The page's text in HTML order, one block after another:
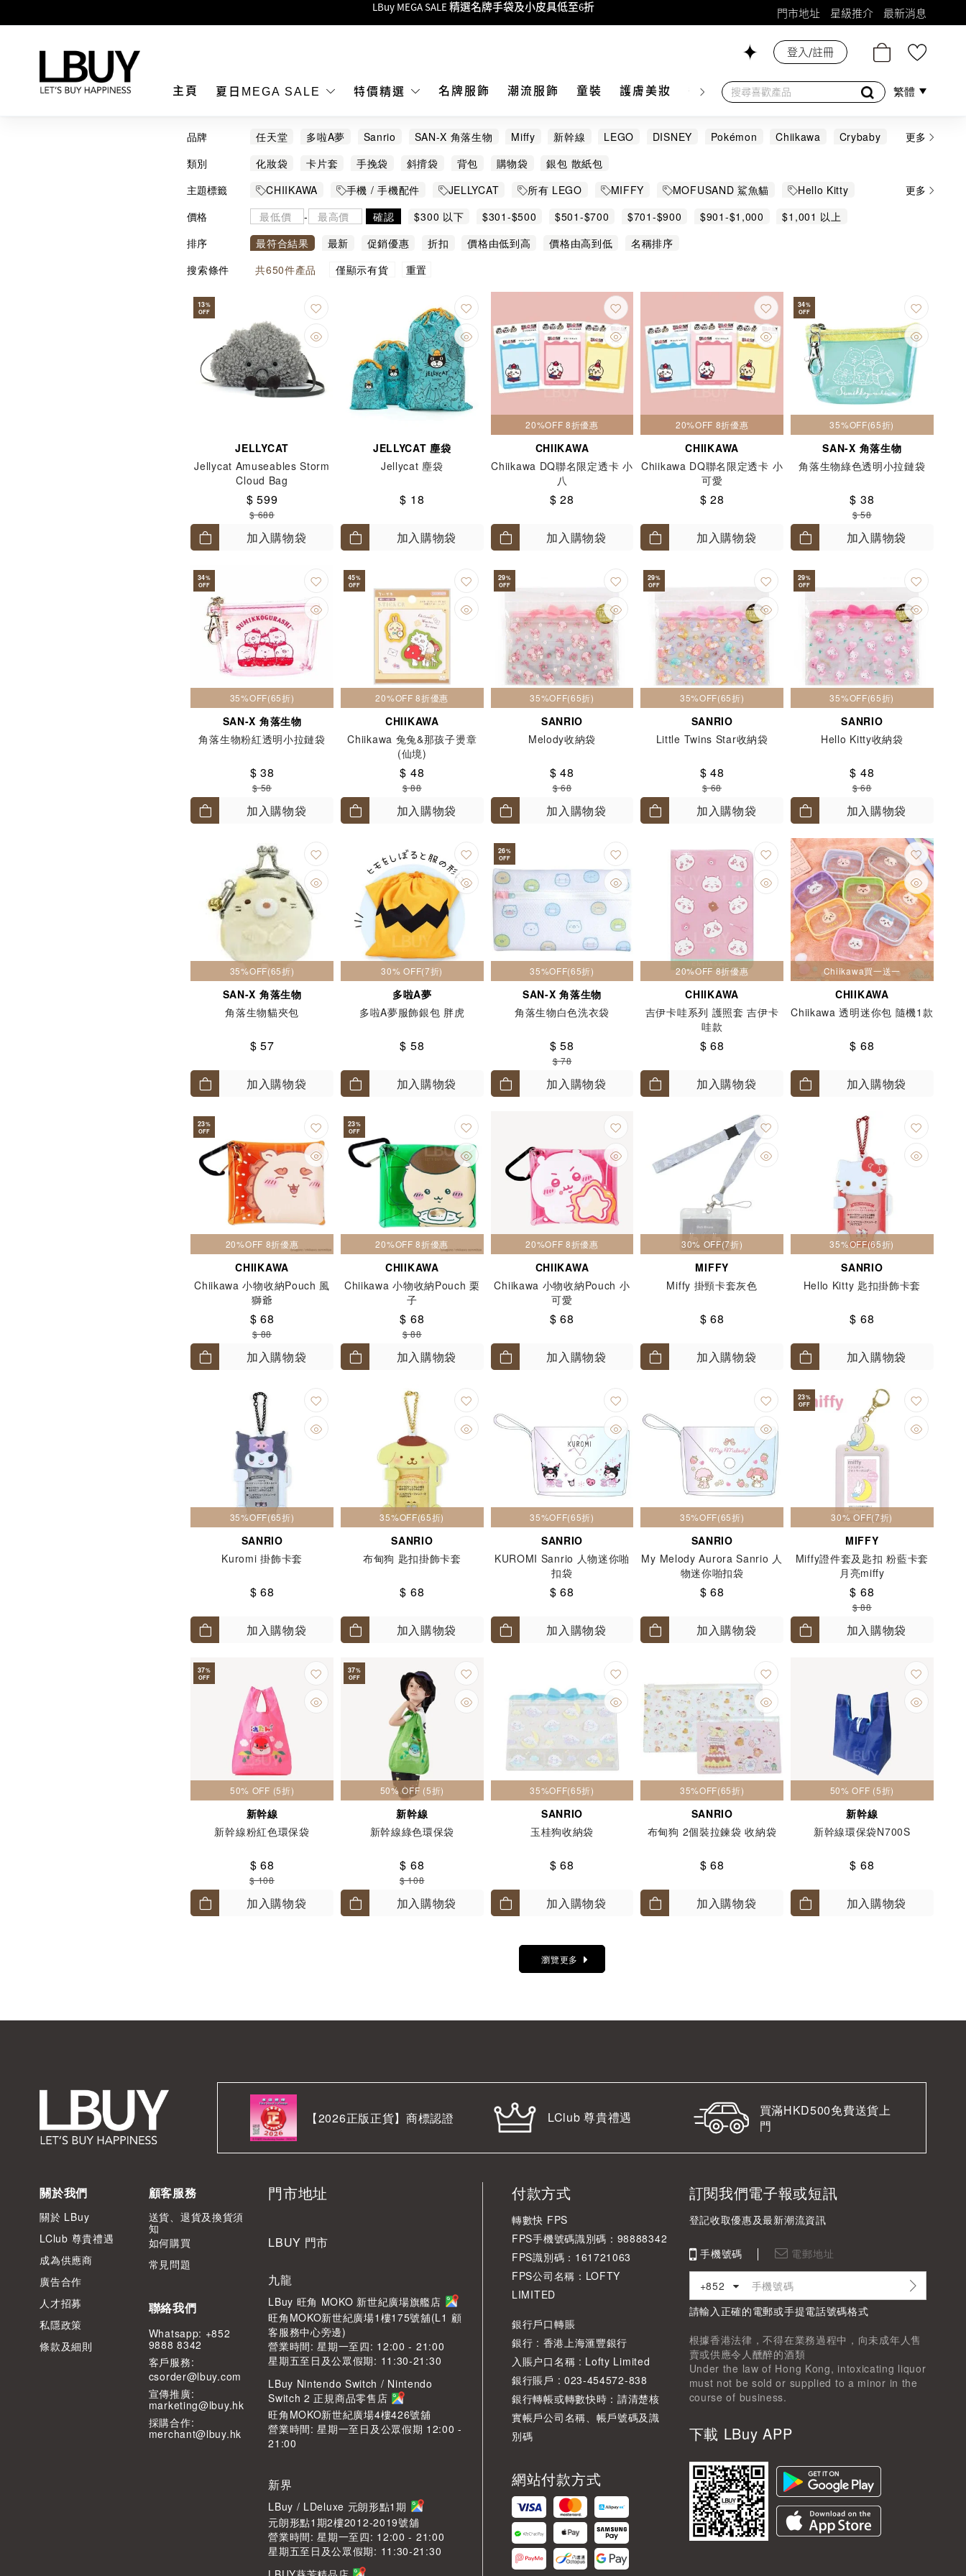
Goyard Hobo / Hobo Mini人氣限量特別版限時原價低至75折!
MOKO 1樓175號鋪旗艦店特設名牌Hermès、CHANEL及LV專區！
購物滿HKD500即享免運費！
LBuy獲香港知識產權署頒發2026《正版正貨承諾》商標
LBuy MEGA SALE 精選名牌手袋及小皮具低至6折
門市地址 星級推介 最新消息
主頁 夏日MEGA SALE 特價精選 名牌服飾 潮流服飾 童裝 護膚美妝 香水香薰 個人護理 母嬰護理 遊戲及精品
登入/註冊
繁體
品牌 任天堂 多啦A夢 Sanrio SAN-X 角落生物 Miffy 新幹線 LEGO DISNEY Pokémon Chiikawa
Crybaby
EIKOH
Jellycat Jellycat 塵袋 Labubu Marmansk MARVEL
PETIT MAIN
SECRID TOMICA Tory Burch ULTRAMAN 星之卡比 鬼滅之刃
更多
類別
化妝袋 卡片套 手挽袋 斜揹袋 背包 購物袋
銀包 散紙包
主題標籤
CHIIKAWA 手機 / 手機配件 JELLYCAT 所有 LEGO MIFFY MOFUSAND 鯊魚貓
Hello Kitty
個人用品
角落生物 手玉公仔 文儀用品 所有 Sanrio Sanrio 其他熱門角色
Little Twin Stars
布甸狗
Melody 玉桂狗 Kuromi 服裝配飾 宇宙小戰爭 50周年限定
更多
價格
- 確認 $300 以下 $301-$500 $501-$700 $701-$900 $901-$1,000
$1,001 以上
排序
最符合結果 最新 促銷優惠 折扣 價格由低到高 價格由高到低
名稱排序
搜索條件
共650件產品 僅顯示有貨 重置
13%
OFF
JELLYCAT
Jellycat Amuseables Storm
Cloud Bag
$ 599
$ 688
加入購物袋
JELLYCAT 塵袋
Jellycat 塵袋
$ 18
加入購物袋
20%OFF 8折優惠
CHIIKAWA
Chiikawa DQ聯名限定透卡 小
八
$ 28
加入購物袋
20%OFF 8折優惠
CHIIKAWA
Chiikawa DQ聯名限定透卡 小
可愛
$ 28
加入購物袋
34%
OFF
35%OFF(65折)
SAN-X 角落生物
角落生物綠色透明小拉鏈袋
$ 38
$ 58
加入購物袋
34%
OFF
35%OFF(65折)
SAN-X 角落生物
角落生物粉紅透明小拉鏈袋
$ 38
$ 58
加入購物袋
45%
OFF
20%OFF 8折優惠
CHIIKAWA
Chiikawa 兔兔&那孩子燙章
(仙境)
$ 48
$ 88
加入購物袋
29%
OFF
35%OFF(65折)
SANRIO
Melody收納袋
$ 48
$ 68
加入購物袋
29%
OFF
35%OFF(65折)
SANRIO
Little Twins Star收納袋
$ 48
$ 68
加入購物袋
29%
OFF
35%OFF(65折)
SANRIO
Hello Kitty收納袋
$ 48
$ 68
加入購物袋
35%OFF(65折)
SAN-X 角落生物
角落生物貓夾包
$ 57
加入購物袋
30% OFF(7折)
多啦A夢
多啦A夢服飾銀包 胖虎
$ 58
加入購物袋
26%
OFF
35%OFF(65折)
SAN-X 角落生物
角落生物白色洗衣袋
$ 58
$ 78
加入購物袋
20%OFF 8折優惠
CHIIKAWA
吉伊卡哇系列 護照套 吉伊卡
哇款
$ 68
加入購物袋
Chiikawa買一送一
CHIIKAWA
Chiikawa 透明迷你包 隨機1款
$ 68
加入購物袋
23%
OFF
20%OFF 8折優惠
CHIIKAWA
Chiikawa 小物收納Pouch 風
獅爺
$ 68
$ 88
加入購物袋
23%
OFF
20%OFF 8折優惠
CHIIKAWA
Chiikawa 小物收納Pouch 栗
子
$ 68
$ 88
加入購物袋
20%OFF 8折優惠
CHIIKAWA
Chiikawa 小物收納Pouch 小
可愛
$ 68
加入購物袋
30% OFF(7折)
MIFFY
Miffy 掛頸卡套灰色
$ 68
加入購物袋
35%OFF(65折)
SANRIO
Hello Kitty 匙扣掛飾卡套
$ 68
加入購物袋
35%OFF(65折)
SANRIO
Kuromi 掛飾卡套
$ 68
加入購物袋
35%OFF(65折)
SANRIO
布甸狗 匙扣掛飾卡套
$ 68
加入購物袋
35%OFF(65折)
SANRIO
KUROMI Sanrio 人物迷你啪
扣袋
$ 68
加入購物袋
35%OFF(65折)
SANRIO
My Melody Aurora Sanrio 人
物迷你啪扣袋
$ 68
加入購物袋
23%
OFF
30% OFF(7折)
MIFFY
Miffy證件套及匙扣 粉藍卡套
月亮miffy
$ 68
$ 88
加入購物袋
37%
OFF
50% OFF (5折)
新幹線
新幹線粉紅色環保袋
$ 68
$ 108
加入購物袋
37%
OFF
50% OFF (5折)
新幹線
新幹線綠色環保袋
$ 68
$ 108
加入購物袋
35%OFF(65折)
SANRIO
玉桂狗收納袋
$ 68
加入購物袋
35%OFF(65折)
SANRIO
布甸狗 2個裝拉鍊袋 收納袋
$ 68
加入購物袋
50% OFF (5折)
新幹線
新幹線環保袋N700S
$ 68
加入購物袋
瀏覽更多
【2026正版正貨】商標認證 LClub 尊貴禮遇
買滿HKD500免費送貨上
門
關於我們
關於 LBuy
LClub 尊貴禮遇
成為供應商
廣告合作
人才招募
私隱政策
條款及細則
顧客服務
送貨、退貨及換貨須
知
如何購買
常見問題
聯絡我們
Whatsapp: +852
9888 8342
客⼾服務:
csorder@lbuy.com
宣傳推廣:
marketing@lbuy.hk
採購合作:
merchant@lbuy.hk
門市地址
LBUY 門市
九龍
LBuy 旺角 MOKO 新世紀廣場旗艦店
旺角MOKO新世紀廣場1樓175號舖(L1 顧
客服務中心旁邊)
營業時間: 星期一至四: 12:00 - 21:00
星期五至日及公眾假期: 11:30-21:30
LBuy Nintendo Switch / Nintendo
Switch 2 正規商品零售店
旺角MOKO新世紀廣場4樓426號舖
營業時間: 星期一至日及公眾假期 12:00 -
21:00
新界
LBuy / LDeluxe 元朗形點1期
元朗形點1期2樓2012-2019號舖
營業時間: 星期一至四: 12:00 - 21:00
星期五至日及公眾假期: 11:30-21:30
付款方式
轉數快 FPS
FPS手機號碼識別碼：98888342
FPS識別碼：161721063
FPS公司名稱：LOFTY
LIMITED
銀行戶口轉賬
銀行 : 香港上海滙豐銀行
入賬户口名稱 : Lofty Limited
銀行賬戶 : 023-454572-838
銀行轉帳或轉數快時：請清楚核
實帳戶公司名稱、帳戶號碼及識
別碼
網站付款方式
訂閱我們電子報或短訊
登記收取優惠及最新潮流資訊
手機號碼 電郵地址
+852
請輸入正確的電郵或手提電話號碼格式
根據香港法律，不得在業務過程中，向未成年人售
賣或供應令人醺醉的酒類
Under the law of Hong Kong, intoxicating liquor
must not be sold or supplied to a minor in the
course of business.
下載 LBuy APP